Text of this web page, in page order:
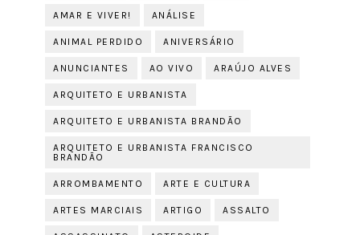
AMAR E VIVER! ANÁLISE
ANIMAL PERDIDO ANIVERSÁRIO
ANUNCIANTES AO VIVO ARAÚJO ALVES
ARQUITETO E URBANISTA
ARQUITETO E URBANISTA BRANDÃO
ARQUITETO E URBANISTA FRANCISCO
BRANDÃO
ARROMBAMENTO ARTE E CULTURA
ARTES MARCIAIS ARTIGO ASSALTO